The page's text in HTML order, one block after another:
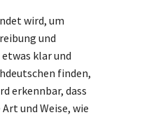
wird, um
und
klar und
finden,
erkennbar, dass
und Weise, wie